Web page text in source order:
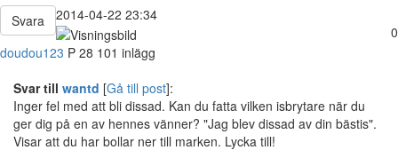
Svara
2014-04-22 23:34
0
doudou123 P 28 101 inlägg
Svar till wantd [Gå till post]:
Inger fel med att bli dissad. Kan du fatta vilken isbrytare när du
ger dig på en av hennes vänner? "Jag blev dissad av din bästis".
Visar att du har bollar ner till marken. Lycka till!